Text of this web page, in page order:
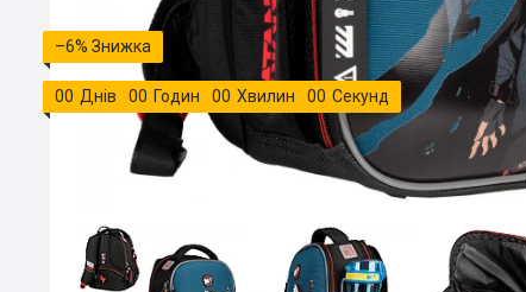
–6%
00 Днів 00 Годин 00 Хвилин 00 Секунд